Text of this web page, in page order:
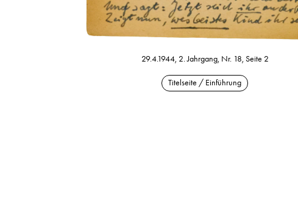
29.4.1944, 2. Jahrgang, Nr. 18, Seite 2
Titelseite / Einführung